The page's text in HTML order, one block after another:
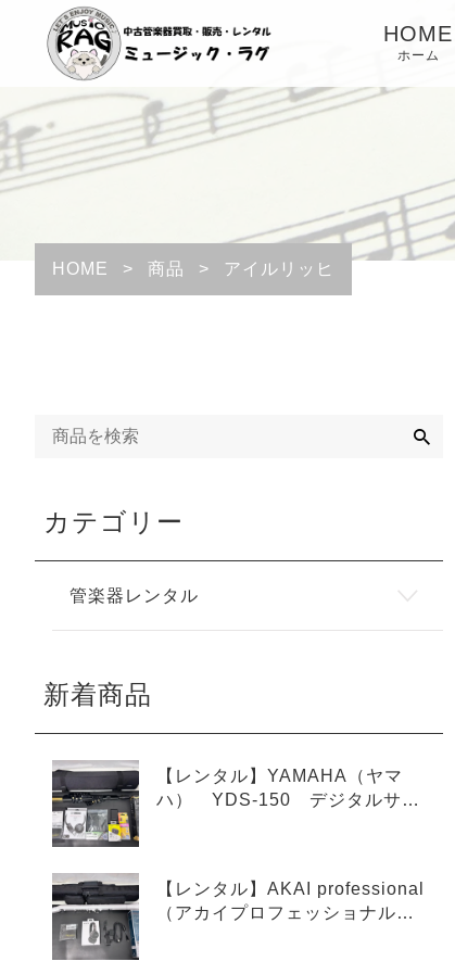
HOME
ホーム
HOME > 商品 > アイルリッヒ
カテゴリー
管楽器レンタル
新着商品
【レンタル】YAMAHA（ヤマ
ハ） YDS-150 デジタルサッ
【レンタル】AKAI professional
（アカイプロフェッショナル）